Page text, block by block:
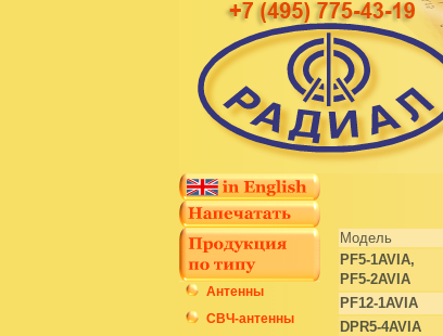
Антенны
СВЧ-антенны
Модель
PF5-1AVIA,
PF5-2AVIA
PF12-1AVIA
DPR5-4AVIA